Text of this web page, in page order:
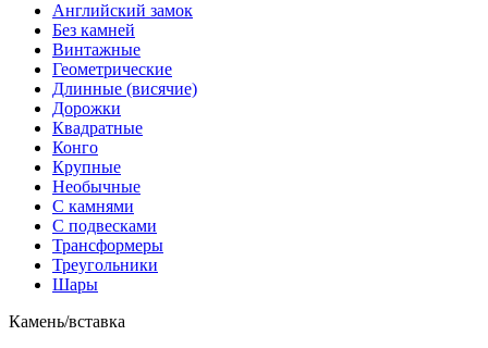
Английский замок
Без камней
Винтажные
Геометрические
Длинные (висячие)
Дорожки
Квадратные
Конго
Крупные
Необычные
С камнями
С подвесками
Трансформеры
Треугольники
Шары
Камень/вставка